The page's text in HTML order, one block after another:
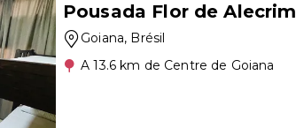
Pousada Flor de Alecrim
Goiana, Brésil
A 13.6 km de Centre de Goiana